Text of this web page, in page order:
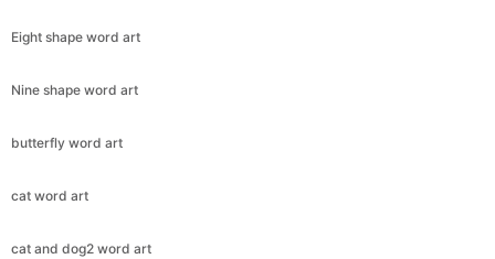
Eight shape word art
Nine shape word art
butterfly word art
cat word art
cat and dog2 word art